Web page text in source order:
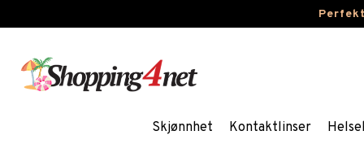
Skjønnhet Kontaktlinser